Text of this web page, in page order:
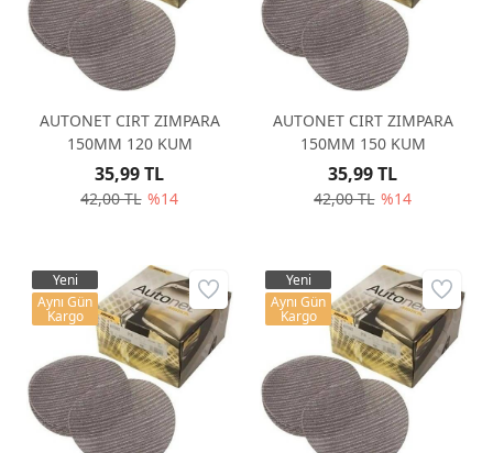
AUTONET CIRT ZIMPARA
150MM 120 KUM
42,00 TL %14
35,99 TL
AUTONET CIRT ZIMPARA
150MM 150 KUM
42,00 TL %14
35,99 TL
Yeni
Aynı Gün
Kargo
Yeni
Aynı Gün
Kargo